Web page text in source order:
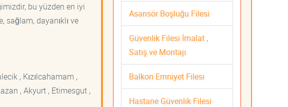
bu yüzden en iyi
sağlam, dayanıklı ve
, Kızılcahamam ,
, Akyurt , Etimesgut ,
Asansör Boşluğu Filesi
Güvenlik Filesi İmalat ,
Satış ve Montajı
Balkon Emniyet Filesi
Hastane Güvenlik Filesi